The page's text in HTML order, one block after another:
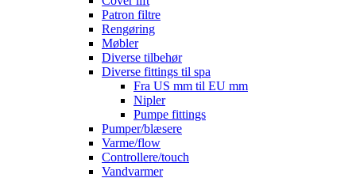
Patron filtre
Rengøring
Møbler
Diverse tilbehør
Diverse fittings til spa
Fra US mm til EU mm
Nipler
Pumpe fittings
Pumper/blæsere
Varme/flow
Controllere/touch
Vandvarmer